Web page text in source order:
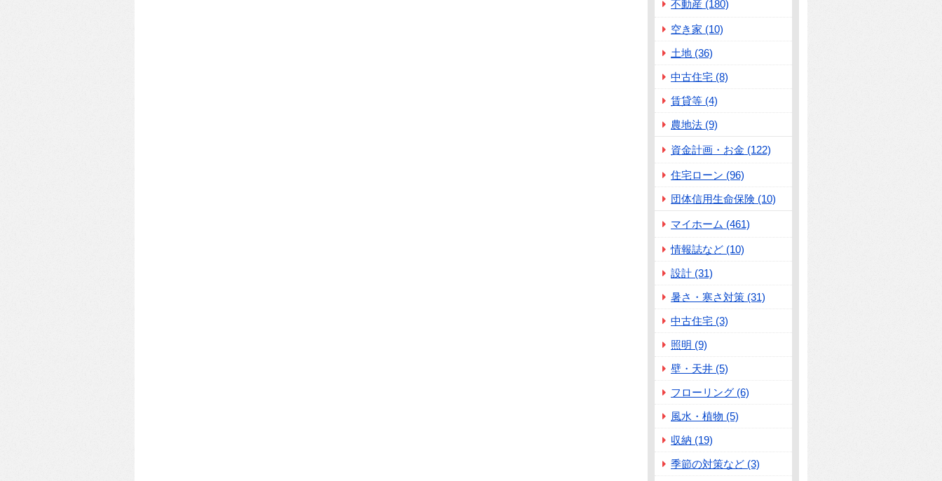
不動産 (180)
空き家 (10)
土地 (36)
中古住宅 (8)
賃貸等 (4)
農地法 (9)
資金計画・お金 (122)
住宅ローン (96)
団体信用生命保険 (10)
マイホーム (461)
情報誌など (10)
設計 (31)
暑さ・寒さ対策 (31)
中古住宅 (3)
照明 (9)
壁・天井 (5)
フローリング (6)
風水・植物 (5)
収納 (19)
季節の対策など (3)